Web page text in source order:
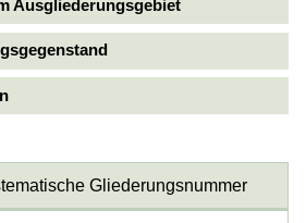
Ausgliederungsgebiet
Gliederungsnummer